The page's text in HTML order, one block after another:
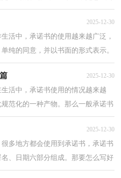
责任承诺书，欢迎阅...
2025-12-30
活中，承诺书的使用越来越广泛，
纯的同意，并以书面的形式表示。
下面是小编精心整理...
2025-12-30
活中，承诺书使用的情况越来越
范化的一种产物。那么一般承诺书
整理的关于诚信考试...
2025-12-30
多地方都会使用到承诺书，承诺书
、日期六部分组成。那要怎么写好
的员工承诺书，仅供...